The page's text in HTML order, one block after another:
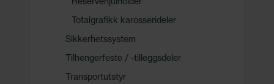
Totalgrafikk karosserideler
Sikkerhetssystem
Tilhengerfeste / -tilleggsdeler
Transportutstyr